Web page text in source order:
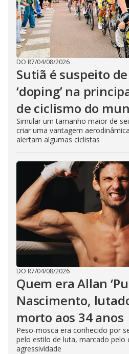
DO R7/04/08/2026
Sutiã é suspeito
‘doping’ na
de ciclismo do
Simular um tamanho maior de
criar uma vantagem
alertam algumas ciclistas
DO R7/04/08/2026
Quem era Allan
Nascimento,
morto aos 34 anos
Peso-mosca era conhecido por
pelo estilo de luta, marcado pelo
agressividade